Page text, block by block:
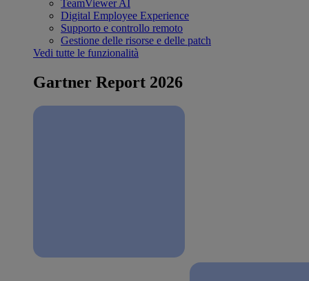
TeamViewer AI
Digital Employee Experience
Supporto e controllo remoto
Gestione delle risorse e delle patch
Vedi tutte le funzionalità
Gartner Report 2026